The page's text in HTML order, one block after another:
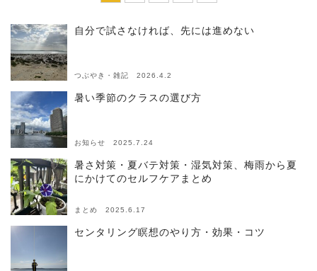
自分で試さなければ、先には進めない
つぶやき・雑記 2026.4.2
暑い季節のクラスの選び方
お知らせ 2025.7.24
暑さ対策・夏バテ対策・湿気対策、梅雨から夏
にかけてのセルフケアまとめ
まとめ 2025.6.17
センタリング瞑想のやり方・効果・コツ